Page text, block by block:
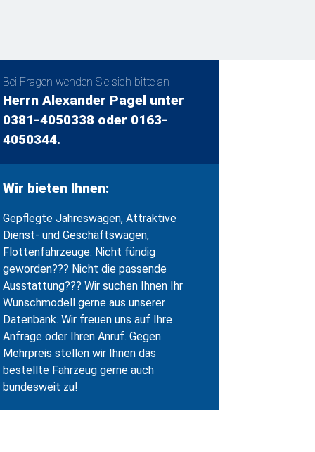
Bei Fragen wenden Sie sich bitte an
Herrn Alexander Pagel unter
0381-4050338 oder 0163-
4050344.
Wir bieten Ihnen:
Gepflegte Jahreswagen, Attraktive
Dienst- und Geschäftswagen,
Flottenfahrzeuge. Nicht fündig
geworden??? Nicht die passende
Ausstattung??? Wir suchen Ihnen Ihr
Wunschmodell gerne aus unserer
Datenbank. Wir freuen uns auf Ihre
Anfrage oder Ihren Anruf. Gegen
Mehrpreis stellen wir Ihnen das
bestellte Fahrzeug gerne auch
bundesweit zu!